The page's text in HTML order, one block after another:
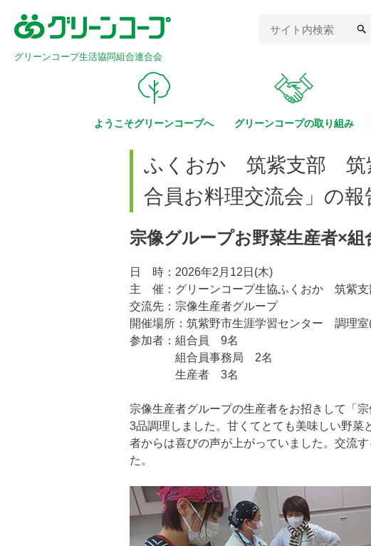
グリーンコープ生活協同組合連合会
ようこそグリーンコープへ グリーンコープの取り組み
ふくおか 筑紫支部 筑
合員お料理交流会」の報
宗像グループお野菜生産者×組
日 時：2026年2月12日(木)
主 催：グリーンコープ生協ふくおか 筑紫
交流先：宗像生産者グループ
開催場所：筑紫野市生涯学習センター 調理
参加者：組合員 9名
組合員事務局 2名
生産者 3名
宗像生産者グループの生産者をお招きして「
3品調理しました。甘くてとても美味しい野
者からは喜びの声が上がっていました。交流
た。